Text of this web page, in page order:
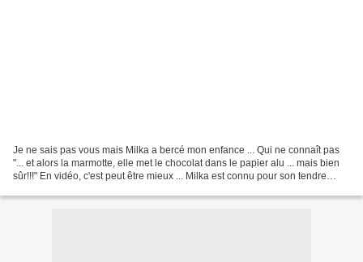
Je ne sais pas vous mais Milka a bercé mon enfance ... Qui ne connaît pas
"... et alors la marmotte, elle met le chocolat dans le papier alu ... mais bien
sûr!!!" En vidéo, c'est peut être mieux ... Milka est connu pour son tendre